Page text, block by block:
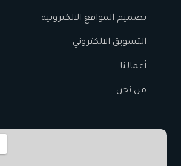
تصميم المواقع الالكترونية
التسويق الالكتروني
أعمالنا
من نحن